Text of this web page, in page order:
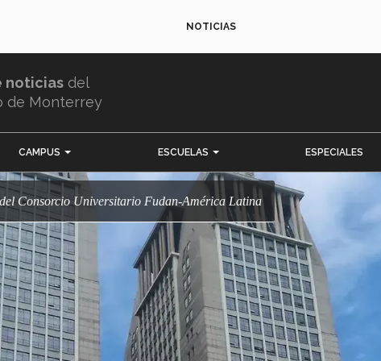
NOTICIAS
noticias del
de Monterrey
CAMPUS ESCUELAS ESPECIALES
del Consorcio Universitario Fudan-América Latina